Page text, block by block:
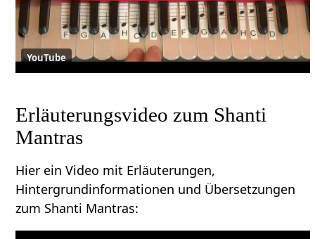
YouTube
Erläuterungsvideo zum Shanti
Mantras
Hier ein Video mit Erläuterungen,
Hintergrundinformationen und Übersetzungen
zum Shanti Mantras: